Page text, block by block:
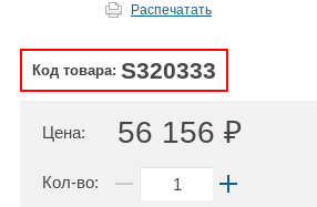
Распечатать
Код товара: S320333
Цена: 56 156 ₽
Кол-во: